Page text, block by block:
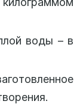
воды – в